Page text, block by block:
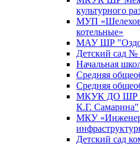
культурного
МУП
котельные»
МАУ ШР
Детский сад
Начальная
Средняя
Средняя
МКУК ДО ШР
К.Г. Самарина"
МКУ
Детский сад